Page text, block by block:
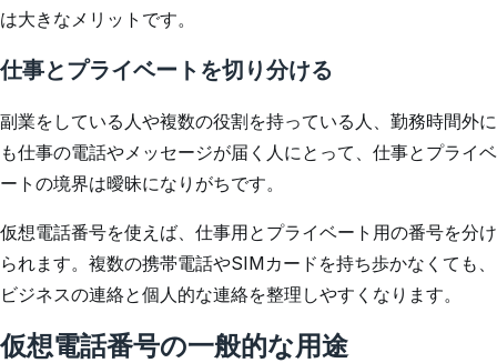
は大きなメリットです。
仕事とプライベートを切り分ける
副業をしている人や複数の役割を持っている人、勤務時間外に
も仕事の電話やメッセージが届く人にとって、仕事とプライベ
ートの境界は曖昧になりがちです。
仮想電話番号を使えば、仕事用とプライベート用の番号を分け
られます。複数の携帯電話やSIMカードを持ち歩かなくても、
ビジネスの連絡と個人的な連絡を整理しやすくなります。
仮想電話番号の一般的な用途